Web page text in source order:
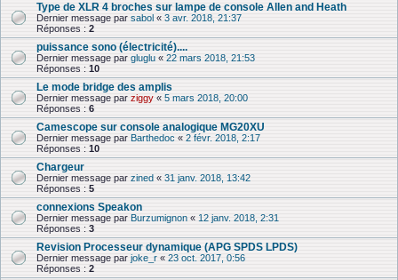
Type de XLR 4 broches sur lampe de console Allen and Heath
Dernier message par sabol « 3 avr. 2018, 21:37
Réponses : 2
puissance sono (électricité)....
Dernier message par gluglu « 22 mars 2018, 21:53
Réponses : 10
Le mode bridge des amplis
Dernier message par ziggy « 5 mars 2018, 20:00
Réponses : 6
Camescope sur console analogique MG20XU
Dernier message par Barthedoc « 2 févr. 2018, 2:17
Réponses : 10
Chargeur
Dernier message par zined « 31 janv. 2018, 13:42
Réponses : 5
connexions Speakon
Dernier message par Burzumignon « 12 janv. 2018, 2:31
Réponses : 3
Revision Processeur dynamique (APG SPDS LPDS)
Dernier message par joke_r « 23 oct. 2017, 0:56
Réponses : 2